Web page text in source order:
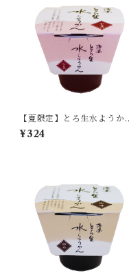
【夏限定】とろ生水ようか
ん 小豆 単品 【季節限定/
期間限定】
¥324